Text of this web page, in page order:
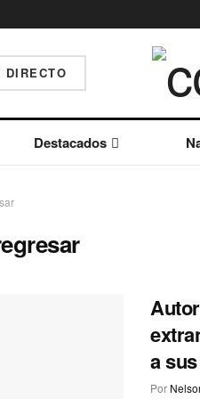
DIRECTO
Destacados
a
Por